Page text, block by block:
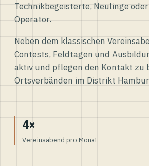
Technikbegeisterte, Neulinge
Operator.
Neben dem klassischen
Contests, Feldtagen und
aktiv und pflegen den Kontakt zu
Ortsverbänden im Distrikt
4×
Vereinsabend pro Monat